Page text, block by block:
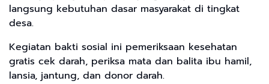
langsung kebutuhan dasar masyarakat di tingkat
desa.
Kegiatan bakti sosial ini pemeriksaan kesehatan
gratis cek darah, periksa mata dan balita ibu hamil,
lansia, jantung, dan donor darah.